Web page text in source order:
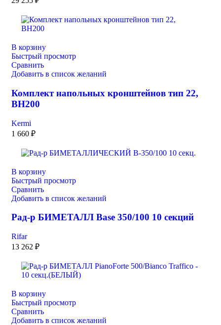
В корзину
Быстрый просмотр
Сравнить
Добавить в список желаний
Комплект напольных кронштейнов тип 22,
ВН200
Kermi
1 660 ₽
В корзину
Быстрый просмотр
Сравнить
Добавить в список желаний
Рад-р БИМЕТАЛЛ Base 350/100 10 секций
Rifar
13 262 ₽
В корзину
Быстрый просмотр
Сравнить
Добавить в список желаний